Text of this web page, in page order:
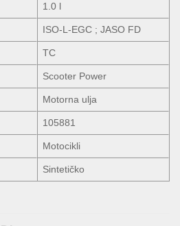
1.0 l
ISO-L-EGC ; JASO FD
TC
Scooter Power
Motorna ulja
105881
Motocikli
Sintetičko